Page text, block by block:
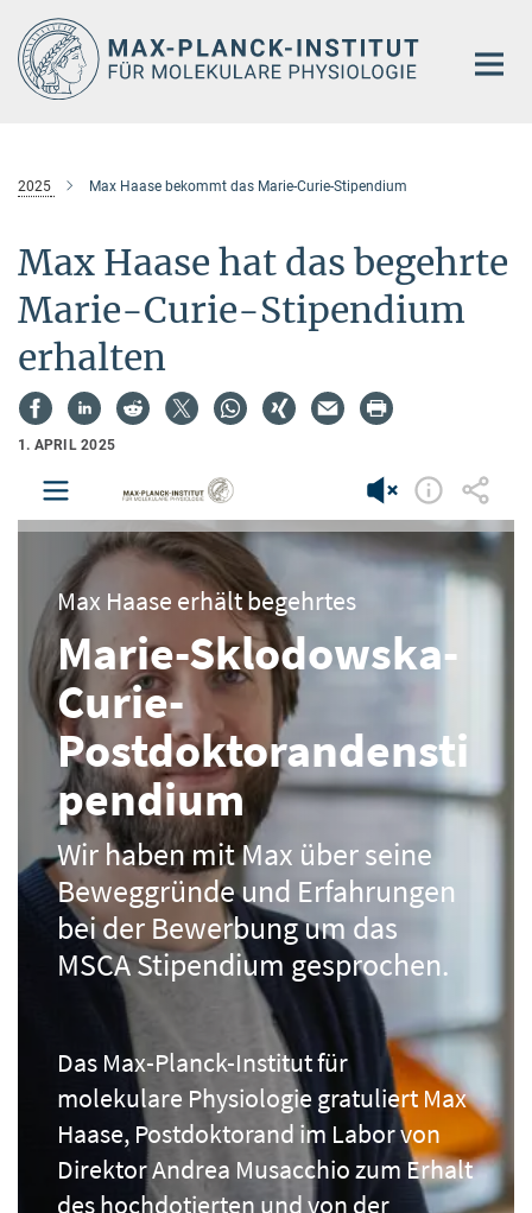
Hauptinhalt
2025 Max Haase bekommt das Marie-Curie-Stipendium
Max Haase hat das begehrte
Marie-Curie-Stipendium
erhalten
1. APRIL 2025